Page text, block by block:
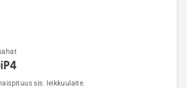
sis. leikkuulaite.